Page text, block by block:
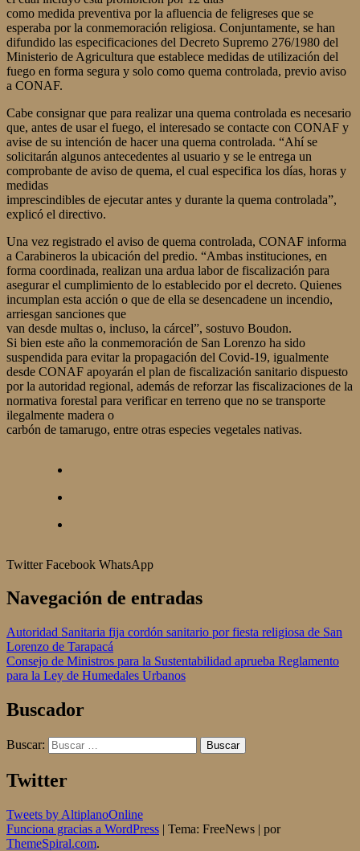
como medida preventiva por la afluencia de feligreses que se
esperaba por la conmemoración religiosa. Conjuntamente, se han
difundido las especificaciones del Decreto Supremo 276/1980 del
Ministerio de Agricultura que establece medidas de utilización del
fuego en forma segura y solo como quema controlada, previo aviso
a CONAF.
Cabe consignar que para realizar una quema controlada es necesario
que, antes de usar el fuego, el interesado se contacte con CONAF y
avise de su intención de hacer una quema controlada. “Ahí se
solicitarán algunos antecedentes al usuario y se le entrega un
comprobante de aviso de quema, el cual especifica los días, horas y
medidas
imprescindibles de ejecutar antes y durante la quema controlada”,
explicó el directivo.
Una vez registrado el aviso de quema controlada, CONAF informa
a Carabineros la ubicación del predio. “Ambas instituciones, en
forma coordinada, realizan una ardua labor de fiscalización para
asegurar el cumplimiento de lo establecido por el decreto. Quienes
incumplan esta acción o que de ella se desencadene un incendio,
arriesgan sanciones que
van desde multas o, incluso, la cárcel”, sostuvo Boudon.
Si bien este año la conmemoración de San Lorenzo ha sido
suspendida para evitar la propagación del Covid-19, igualmente
desde CONAF apoyarán el plan de fiscalización sanitario dispuesto
por la autoridad regional, además de reforzar las fiscalizaciones de la
normativa forestal para verificar en terreno que no se transporte
ilegalmente madera o
carbón de tamarugo, entre otras especies vegetales nativas.
TwitterFacebook WhatsApp
Navegación de entradas
Autoridad Sanitaria fija cordón sanitario por fiesta religiosa de San
Lorenzo de Tarapacá
Consejo de Ministros para la Sustentabilidad aprueba Reglamento
para la Ley de Humedales Urbanos
Buscador
Buscar:
Twitter
Tweets by AltiplanoOnline
Funciona gracias a WordPress | Tema: FreeNews | por
ThemeSpiral.com.